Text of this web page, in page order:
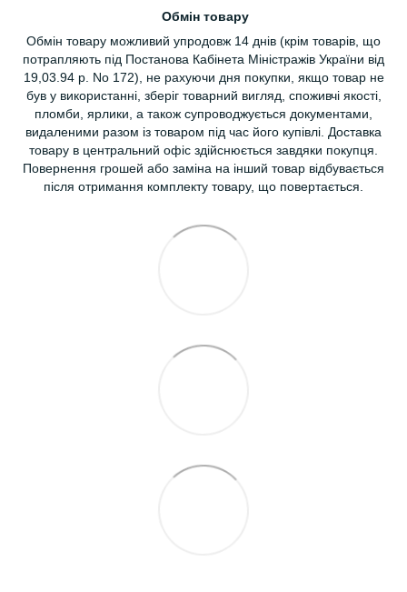
Обмін товару
Обмін товару можливий упродовж 14 днів (крім товарів, що
потрапляють під Постанова Кабінета Міністражів України від
19,03.94 р. No 172), не рахуючи дня покупки, якщо товар не
був у використанні, зберіг товарний вигляд, споживчі якості,
пломби, ярлики, а також супроводжується документами,
видаленими разом із товаром під час його купівлі. Доставка
товару в центральний офіс здійснюється завдяки покупця.
Повернення грошей або заміна на інший товар відбувається
після отримання комплекту товару, що повертається.